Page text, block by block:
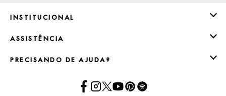
INSTITUCIONAL
ASSISTÊNCIA
PRECISANDO DE AJUDA?